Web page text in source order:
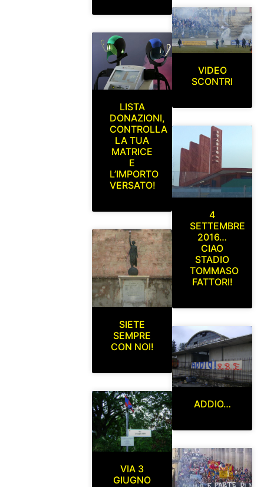
LISTA
DONAZIONI,
CONTROLLA
LA TUA
MATRICE
E
L’IMPORTO
VERSATO!
SIETE
SEMPRE
CON NOI!
VIA 3
GIUGNO
VIDEO
SCONTRI
4
SETTEMBRE
2016…
CIAO
STADIO
TOMMASO
FATTORI!
ADDIO…